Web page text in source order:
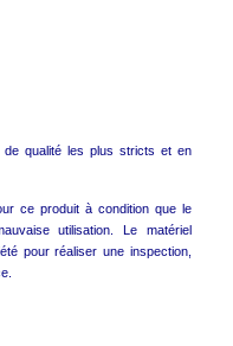
qualité les plus stricts et en
ce produit à condition que le
utilisation. Le matériel
pour réaliser une inspection,